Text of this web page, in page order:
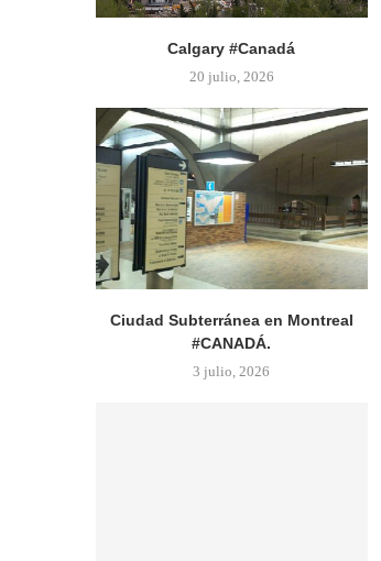
Calgary #Canadá
20 julio, 2026
Ciudad Subterránea en Montreal
#CANADÁ.
3 julio, 2026